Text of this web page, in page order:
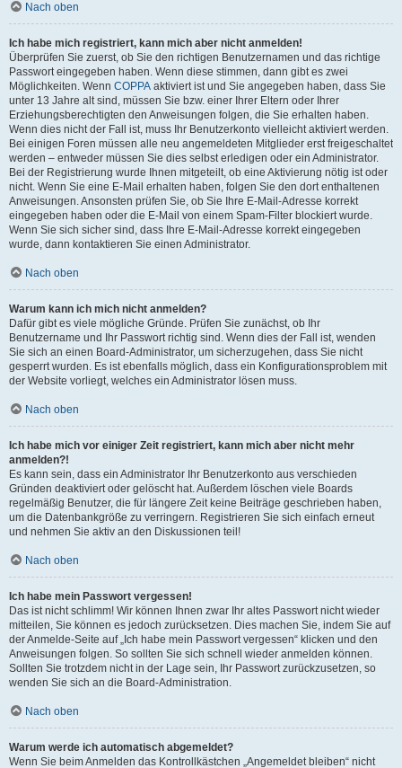
Nach oben
Ich habe mich registriert, kann mich aber nicht anmelden!
Überprüfen Sie zuerst, ob Sie den richtigen Benutzernamen und das richtige
Passwort eingegeben haben. Wenn diese stimmen, dann gibt es zwei
Möglichkeiten. Wenn COPPA aktiviert ist und Sie angegeben haben, dass Sie
unter 13 Jahre alt sind, müssen Sie bzw. einer Ihrer Eltern oder Ihrer
Erziehungsberechtigten den Anweisungen folgen, die Sie erhalten haben.
Wenn dies nicht der Fall ist, muss Ihr Benutzerkonto vielleicht aktiviert werden.
Bei einigen Foren müssen alle neu angemeldeten Mitglieder erst freigeschaltet
werden – entweder müssen Sie dies selbst erledigen oder ein Administrator.
Bei der Registrierung wurde Ihnen mitgeteilt, ob eine Aktivierung nötig ist oder
nicht. Wenn Sie eine E-Mail erhalten haben, folgen Sie den dort enthaltenen
Anweisungen. Ansonsten prüfen Sie, ob Sie Ihre E-Mail-Adresse korrekt
eingegeben haben oder die E-Mail von einem Spam-Filter blockiert wurde.
Wenn Sie sich sicher sind, dass Ihre E-Mail-Adresse korrekt eingegeben
wurde, dann kontaktieren Sie einen Administrator.
Nach oben
Warum kann ich mich nicht anmelden?
Dafür gibt es viele mögliche Gründe. Prüfen Sie zunächst, ob Ihr
Benutzername und Ihr Passwort richtig sind. Wenn dies der Fall ist, wenden
Sie sich an einen Board-Administrator, um sicherzugehen, dass Sie nicht
gesperrt wurden. Es ist ebenfalls möglich, dass ein Konfigurationsproblem mit
der Website vorliegt, welches ein Administrator lösen muss.
Nach oben
Ich habe mich vor einiger Zeit registriert, kann mich aber nicht mehr
anmelden?!
Es kann sein, dass ein Administrator Ihr Benutzerkonto aus verschieden
Gründen deaktiviert oder gelöscht hat. Außerdem löschen viele Boards
regelmäßig Benutzer, die für längere Zeit keine Beiträge geschrieben haben,
um die Datenbankgröße zu verringern. Registrieren Sie sich einfach erneut
und nehmen Sie aktiv an den Diskussionen teil!
Nach oben
Ich habe mein Passwort vergessen!
Das ist nicht schlimm! Wir können Ihnen zwar Ihr altes Passwort nicht wieder
mitteilen, Sie können es jedoch zurücksetzen. Dies machen Sie, indem Sie auf
der Anmelde-Seite auf „Ich habe mein Passwort vergessen“ klicken und den
Anweisungen folgen. So sollten Sie sich schnell wieder anmelden können.
Sollten Sie trotzdem nicht in der Lage sein, Ihr Passwort zurückzusetzen, so
wenden Sie sich an die Board-Administration.
Nach oben
Warum werde ich automatisch abgemeldet?
Wenn Sie beim Anmelden das Kontrollkästchen „Angemeldet bleiben“ nicht